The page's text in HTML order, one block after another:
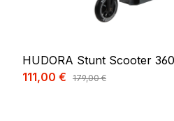
HUDORA Stunt Scooter
Verkaufspreis:
111,00 € Regulärer Preis:
179,00 €